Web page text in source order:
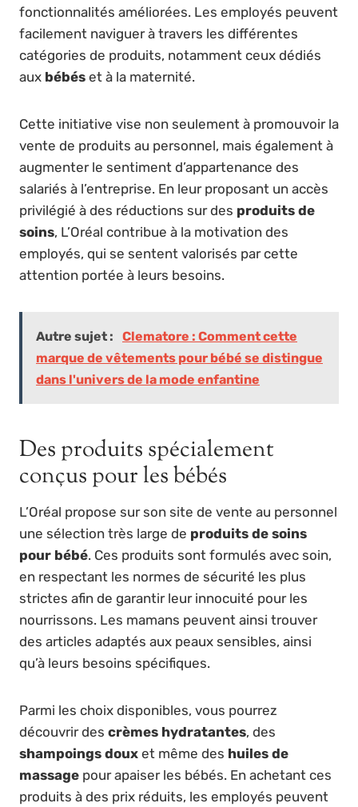
fonctionnalités améliorées. Les employés peuvent
facilement naviguer à travers les différentes
catégories de produits, notamment ceux dédiés
aux bébés et à la maternité.
Cette initiative vise non seulement à promouvoir la
vente de produits au personnel, mais également à
augmenter le sentiment d’appartenance des
salariés à l’entreprise. En leur proposant un accès
privilégié à des réductions sur des produits de
soins, L’Oréal contribue à la motivation des
employés, qui se sentent valorisés par cette
attention portée à leurs besoins.
Autre sujet :
Clematore : Comment cette
marque de vêtements pour bébé se distingue
dans l'univers de la mode enfantine
Des produits spécialement
conçus pour les bébés
L’Oréal propose sur son site de vente au personnel
une sélection très large de produits de soins
pour bébé. Ces produits sont formulés avec soin,
en respectant les normes de sécurité les plus
strictes afin de garantir leur innocuité pour les
nourrissons. Les mamans peuvent ainsi trouver
des articles adaptés aux peaux sensibles, ainsi
qu’à leurs besoins spécifiques.
Parmi les choix disponibles, vous pourrez
découvrir des crèmes hydratantes, des
shampoings doux et même des huiles de
massage pour apaiser les bébés. En achetant ces
produits à des prix réduits, les employés peuvent